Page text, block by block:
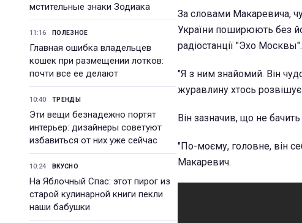
мстительные знаки Зодиака
11:16 ПОЛЕЗНОЕ
Главная ошибка владельцев
кошек при размещении лотков:
почти все ее делают
10:40 ТРЕНДЫ
Эти вещи безнадежно портят
интерьер: дизайнеры советуют
избавиться от них уже сейчас
10:24 ВКУСНО
На Яблочный Спас: этот пирог из
старой кулинарной книги пекли
наши бабушки
За словами Макаревича,
України поширюють без
радіостанції "Эхо Москвы".
"Я з ним знайомий. Він
журавлину хтось
Він зазначив, що не
"По-моєму, головне, він
Макаревич.